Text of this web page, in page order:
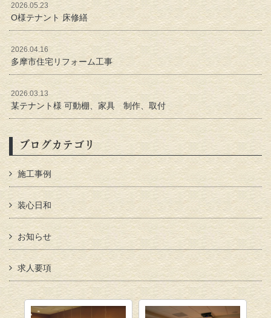
2026.05.23
O様テナント 床修繕
2026.04.16
多摩市住宅リフォーム工事
2026.03.13
某テナント様 可動棚、家具 制作、取付
ブログカテゴリ
施工事例
装心日和
お知らせ
求人要項